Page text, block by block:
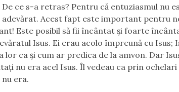
De ce s-a retras? Pentru că entuziasmul nu
adevărat. Acest fapt este important pentru
Este posibil să fii încântat și foarte
Isus. Ei erau acolo împreună cu Isus;
lor ca şi cum ar predica de la amvon. Dar
nu era acel Isus. Îl vedeau ca prin ochelari
era.